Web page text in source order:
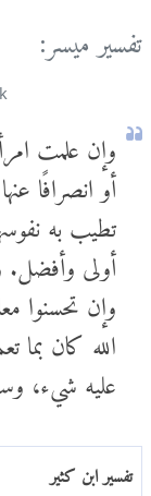
تفسير ميسر:
وإن علمت
أو انصرافًا
تطيب به
أولى
وإن تحسنوا
الله كان
عليه شيء،
تفسير ابن كثير